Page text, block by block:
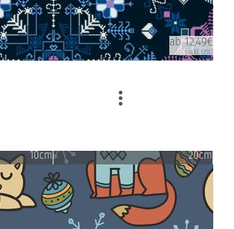
ab 12.49€
(inkl. USt)
10cm 20cm